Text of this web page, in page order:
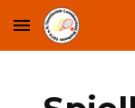
Skip to main content